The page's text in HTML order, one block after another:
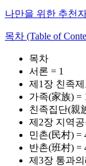
나만을 위한 추천
목차 (Table of
목차
서론 = 1
제1장 친족
가족(家族) =
친족집단(親
제2장 지역
민촌(民村) =
반촌(班村) =
제3장 통과